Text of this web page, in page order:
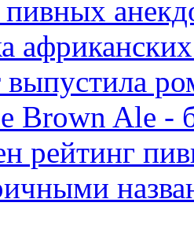
выпустила
Brown Ale -
рейтинг